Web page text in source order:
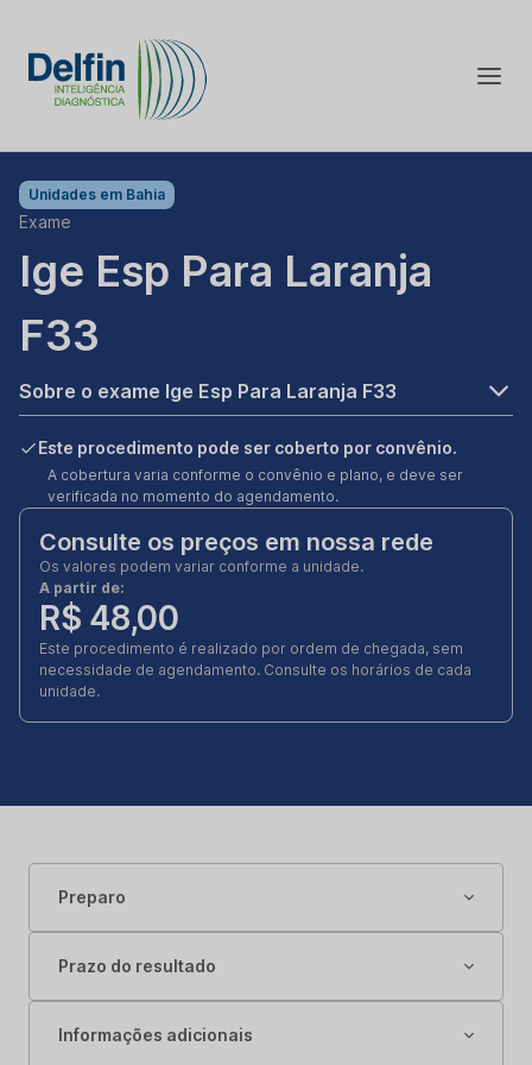
Unidades em Bahia
Exame
Ige Esp Para Laranja
F33
Sobre o exame Ige Esp Para Laranja F33
Este procedimento pode ser coberto por convênio.
A cobertura varia conforme o convênio e plano, e deve ser
verificada no momento do agendamento.
Consulte os preços em nossa rede
Os valores podem variar conforme a unidade.
A partir de:
R$ 48,00
Este procedimento é realizado por ordem de chegada, sem
necessidade de agendamento. Consulte os horários de cada
unidade.
Preparo
Prazo do resultado
Informações adicionais